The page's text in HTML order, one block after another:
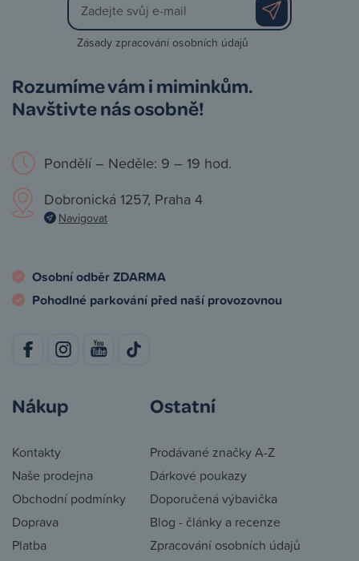
Zásady zpracování osobních údajů
Rozumíme vám i miminkům.
Navštivte nás osobně!
Pondělí – Neděle: 9 – 19 hod.
Dobronická 1257, Praha 4
Navigovat
Osobní odběr ZDARMA
Pohodlné parkování před naší provozovnou
Nákup
Kontakty
Naše prodejna
Obchodní podmínky
Doprava
Platba
Ostatní
Prodávané značky A-Z
Dárkové poukazy
Doporučená výbavička
Blog - články a recenze
Zpracování osobních údajů